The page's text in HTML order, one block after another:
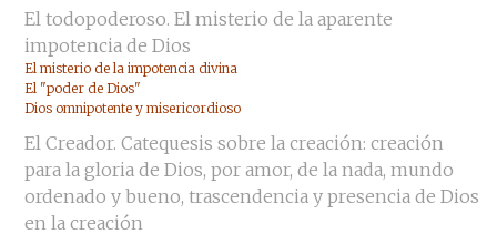
El todopoderoso. El misterio de la aparente
impotencia de Dios
El misterio de la impotencia divina
El "poder de Dios"
Dios omnipotente y misericordioso
El Creador. Catequesis sobre la creación: creación
para la gloria de Dios, por amor, de la nada, mundo
ordenado y bueno, trascendencia y presencia de Dios
en la creación